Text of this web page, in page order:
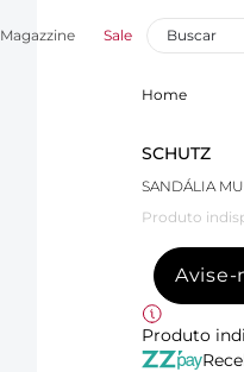
Magazzine Sale
Home
SCHUTZ
SANDÁLIA
Produto
Avise-
Produto